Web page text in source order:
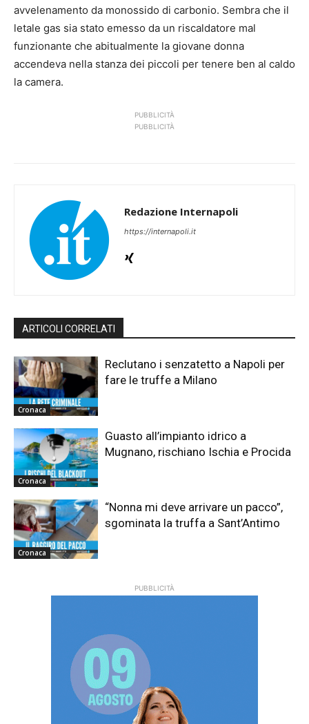
avvelenamento da monossido di carbonio. Sembra che il
letale gas sia stato emesso da un riscaldatore mal
funzionante che abitualmente la giovane donna
accendeva nella stanza dei piccoli per tenere ben al caldo
la camera.
PUBBLICITÀ
PUBBLICITÀ
Redazione Internapoli
https://internapoli.it
ARTICOLI CORRELATI
Cronaca
Reclutano i senzatetto a Napoli per
fare le truffe a Milano
Cronaca
Guasto all’impianto idrico a
Mugnano, rischiano Ischia e Procida
Cronaca
“Nonna mi deve arrivare un pacco”,
sgominata la truffa a Sant’Antimo
PUBBLICITÀ